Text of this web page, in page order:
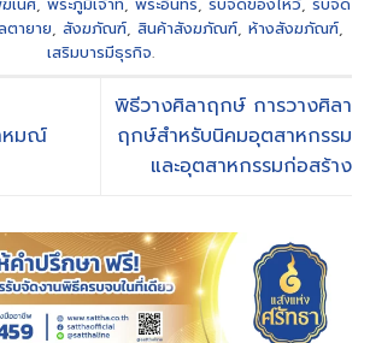
เนศ, พระภูมิเจ้าที่, พระอินทร์, รับจัดของไหว้, รับจัด
ตายาย, สังฆภัณฑ์, สินค้าสังฆภัณฑ์, ห้างสังฆภัณฑ์,
เสริมบารมีธุรกิจ.
หมณ์
พิธีวางศิลาฤกษ์ การวางศิลา
ฤกษ์สำหรับนิคมอุตสาหกรรม
และอุตสาหกรรมก่อสร้าง